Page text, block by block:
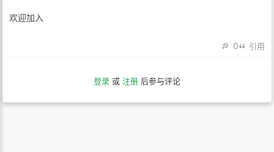
欢迎加入
0 引用
登录 或 注册 后参与评论